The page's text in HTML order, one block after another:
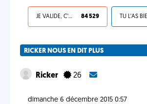
JE VALIDE, C'EST UNE VDM 84 529
RICKER NOUS EN DIT PLUS
Ricker 26
dimanche 6 décembre 2015 0:57